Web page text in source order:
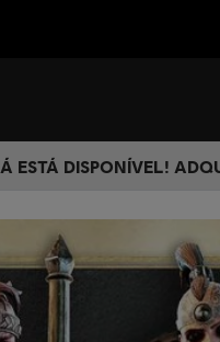
ESTÁ DISPONÍVEL!